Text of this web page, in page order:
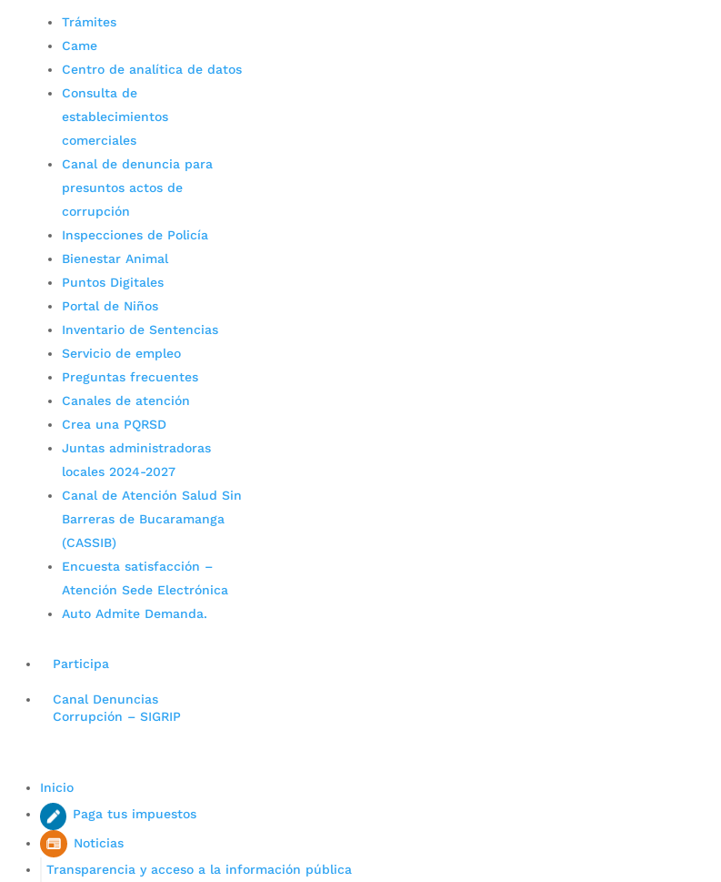
Trámites
Came
Centro de analítica de datos
Consulta de
establecimientos
comerciales
Canal de denuncia para
presuntos actos de
corrupción
Inspecciones de Policía
Bienestar Animal
Puntos Digitales
Portal de Niños
Inventario de Sentencias
Servicio de empleo
Preguntas frecuentes
Canales de atención
Crea una PQRSD
Juntas administradoras
locales 2024-2027
Canal de Atención Salud Sin
Barreras de Bucaramanga
(CASSIB)
Encuesta satisfacción –
Atención Sede Electrónica
Auto Admite Demanda.
Participa
Canal Denuncias
Corrupción – SIGRIP
Inicio
Paga tus impuestos
Noticias
Transparencia y acceso a la información pública